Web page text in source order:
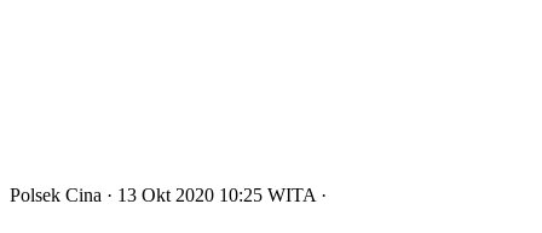
Polsek Cina · 13 Okt 2020 10:25 WITA ·